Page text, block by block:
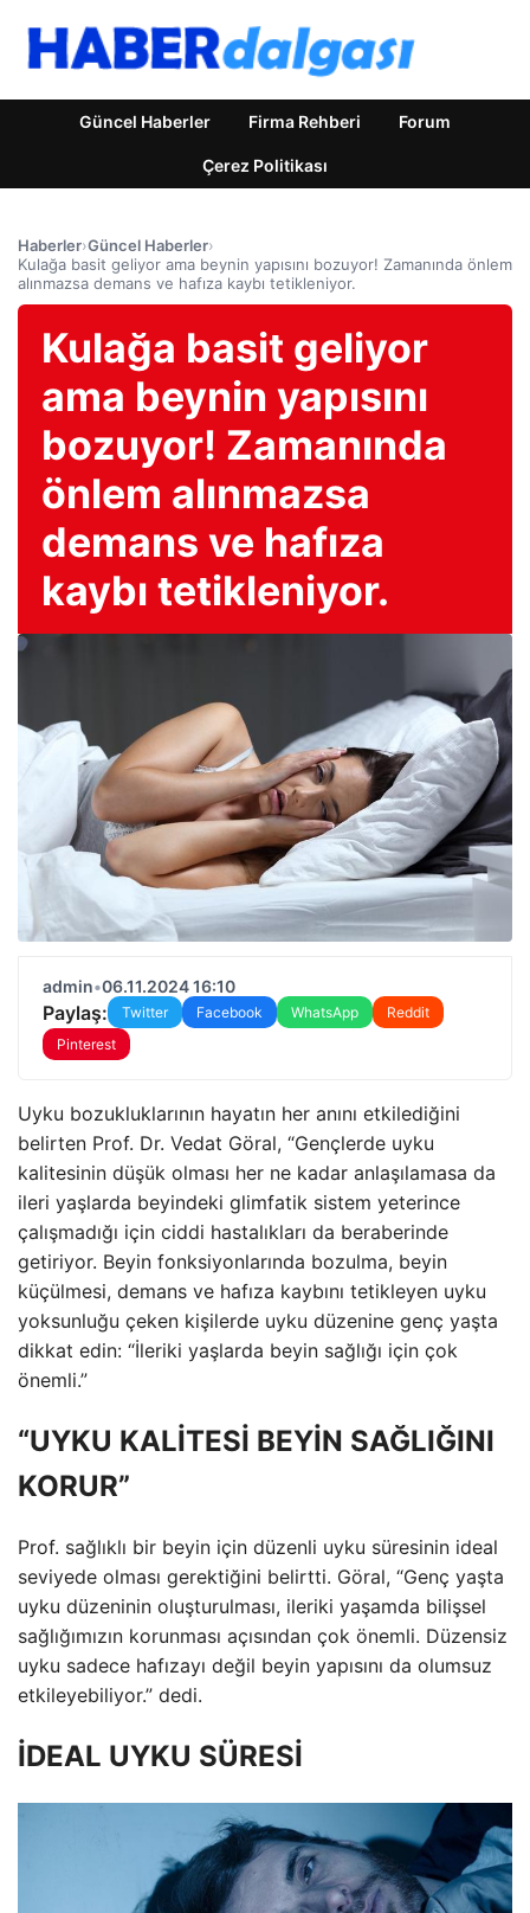
Güncel Haberler Firma Rehberi Forum
Çerez Politikası
Haberler›Güncel Haberler›
Kulağa basit geliyor ama beynin yapısını bozuyor! Zamanında önlem
alınmazsa demans ve hafıza kaybı tetikleniyor.
Kulağa basit geliyor
ama beynin yapısını
bozuyor! Zamanında
önlem alınmazsa
demans ve hafıza
kaybı tetikleniyor.
admin•06.11.2024 16:10
Paylaş: Twitter Facebook WhatsApp
Reddit
Pinterest
Uyku bozukluklarının hayatın her anını etkilediğini
belirten Prof. Dr. Vedat Göral, “Gençlerde uyku
kalitesinin düşük olması her ne kadar anlaşılamasa da
ileri yaşlarda beyindeki glimfatik sistem yeterince
çalışmadığı için ciddi hastalıkları da beraberinde
getiriyor. Beyin fonksiyonlarında bozulma, beyin
küçülmesi, demans ve hafıza kaybını tetikleyen uyku
yoksunluğu çeken kişilerde uyku düzenine genç yaşta
dikkat edin: “İleriki yaşlarda beyin sağlığı için çok
önemli.”
“UYKU KALİTESİ BEYİN SAĞLIĞINI
KORUR”
Prof. sağlıklı bir beyin için düzenli uyku süresinin ideal
seviyede olması gerektiğini belirtti. Göral, “Genç yaşta
uyku düzeninin oluşturulması, ileriki yaşamda bilişsel
sağlığımızın korunması açısından çok önemli. Düzensiz
uyku sadece hafızayı değil beyin yapısını da olumsuz
etkileyebiliyor.” dedi.
İDEAL UYKU SÜRESİ